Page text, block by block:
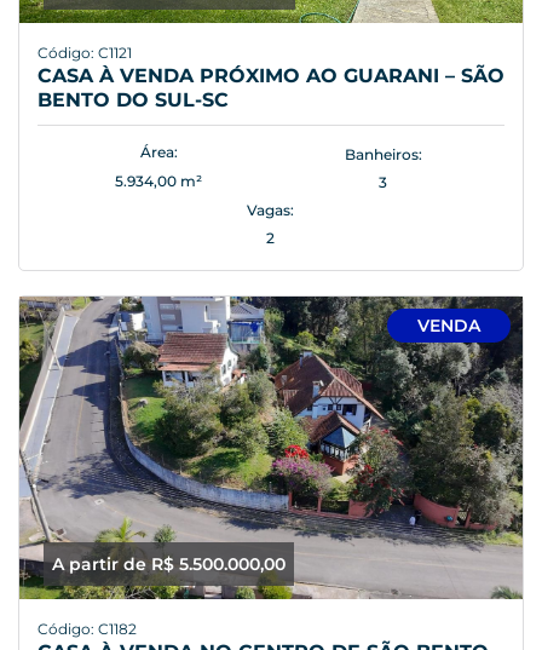
Código: C1121
CASA À VENDA PRÓXIMO AO GUARANI – SÃO
BENTO DO SUL-SC
Área:
5.934,00 m²
Banheiros:
3
Vagas:
2
A partir de R$ 5.500.000,00
VENDA
Código: C1182